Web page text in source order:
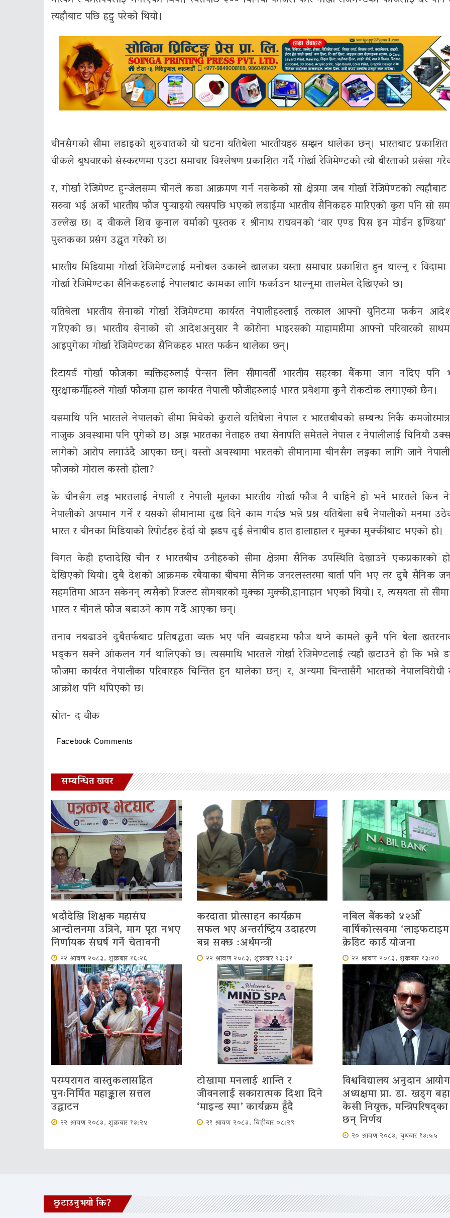
त्यहाँबाट पछि हट्नु परेको थियो।
चीनसँगको सीमा लडाइको शुरुवातको यो घटना यतिबेला भारतीयहरु सम्झन थालेका छन्। भारतबाट
वीकले बुधवारको संस्करणमा एउटा समाचार विश्लेषण प्रकाशित गर्दै गोर्खा रेजिमेण्टको त्यो बीरताको प्रसंसा
र, गोर्खा रेजिमेण्ट हुन्जेलसम्म चीनले कडा आक्रमण गर्न नसकेको सो क्षेत्रमा जब गोर्खा रेजिमेण्टको त्यहाँबाट
सरुवा भई अर्को भारतीय फौज पुऱ्याइयो त्यसपछि भएको लडाईंमा भारतीय सैनिकहरु मारिएको कुरा पनि सो
उल्लेख छ। द वीकले शिव कुनाल वर्माको पुस्तक र श्रीनाथ राघवनको ‘वार एण्ड पिस इन मोर्डन
पुस्तकका प्रसंग उद्धृत गरेको छ।
भारतीय मिडियामा गोर्खा रेजिमेण्टलाई मनोबल उकास्ने खालका यस्ता समाचार प्रकाशित हुन थाल्नु र
गोर्खा रेजिमेण्टका सैनिकहरुलाई नेपालबाट कामका लागि फर्काउन थाल्नुमा तालमेल देखिएको छ।
यतिबेला भारतीय सेनाको गोर्खा रेजिमेण्टमा कार्यरत नेपालीहरुलाई तत्काल आफ्नो युनिटमा फर्कन
गरिएको छ। भारतीय सेनाको सो आदेशअनुसार नै कोरोना भाइरसको माहामारीमा आफ्नो परिवारको
आइपुगेका गोर्खा रेजिमेण्टका सैनिकहरु भारत फर्कन थालेका छन्।
रिटायर्ड गोर्खा फौजका व्यक्तिहरुलाई पेन्सन लिन सीमावर्ती भारतीय सहरका बैंकमा जान नदिए पनि
सुरक्षाकर्मीहरुले गोर्खा फौजमा हाल कार्यरत नेपाली फौजीहरुलाई भारत प्रवेशमा कुनै रोकटोक लगाएको छैन।
यसमाथि पनि भारतले नेपालको सीमा मिचेको कुराले यतिबेला नेपाल र भारतबीचको सम्बन्ध निकै
नाजुक अवस्थामा पनि पुगेको छ। अझ भारतका नेताहरु तथा सेनापति समेतले नेपाल र नेपालीलाई चिनियाँ
लागेको आरोप लगाउंदै आएका छन्। यस्तो अवस्थामा भारतको सीमानामा चीनसँग लड्नका लागि जाने नेपाली
फौजको मोराल कस्तो होला?
के चीनसँग लड्न भारतलाई नेपाली र नेपाली मूलका भारतीय गोर्खा फौज नै चाहिने हो भने भारतले किन
नेपालीको अपमान गर्ने र यसको सीमानामा दुख दिने काम गर्दछ भन्ने प्रश्न यतिबेला सबै नेपालीको मनमा
भारत र चीनका मिडियाको रिपोर्टहरु हेर्दा यो झडप दुई सेनाबीच हात हालाहाल र मुक्का मुक्कीबाट भएको हो।
विगत केही हप्तादेखि चीन र भारतबीच उनीहरुको सीमा क्षेत्रमा सैनिक उपस्थिति देखाउने एकप्रकारको
देखिएको थियो। दुबै देशको आक्रमक रबैयाका बीचमा सैनिक जनरलस्तरमा बार्ता पनि भए तर दुबै सैनिक
सहमतिमा आउन सकेनन् त्यसैको रिजल्ट सोमबारको मुक्का मुक्की,हानाहान भएको थियो। र, त्यसयता सो सीमा
भारत र चीनले फौज बढाउने काम गर्दै आएका छन्।
तनाव नबढाउने दुबैतर्फबाट प्रतिबद्धता व्यक्त भए पनि व्यवहारमा फौज थप्ने कामले कुनै पनि बेला
भड्कन सक्ने आंकलन गर्न थालिएको छ। त्यसमाथि भारतले गोर्खा रेजिमेण्टलाई त्यहाँ खटाउने हो कि भन्ने
फौजमा कार्यरत नेपालीका परिवारहरु चिन्तित हुन थालेका छन्। र, अन्यमा चिन्तासँगै भारतको नेपालविरोधी
आक्रोश पनि थपिएको छ।
स्रोत- द वीक
Facebook Comments
सम्बन्धित खवर
भदौदेखि शिक्षक महासंघ
आन्दोलनमा उत्रिने, माग पूरा नभए
निर्णायक संघर्ष गर्ने चेतावनी
२२ श्रावण २०८३, शुक्रबार १६:२६
करदाता प्रोत्साहन कार्यक्रम
सफल भए अन्तर्राष्ट्रिय उदाहरण
बन्न सक्छ :अर्थमन्त्री
२२ श्रावण २०८३, शुक्रबार १३:३१
नबिल बैंकको ४२औँ
वार्षिकोत्सवमा ‘लाइफटाइम
क्रेडिट कार्ड योजना
२२ श्रावण २०८३, शुक्रबार १३:२७
परम्परागत वास्तुकलासहित
पुनःनिर्मित महाङ्काल सत्तल
उद्घाटन
२२ श्रावण २०८३, शुक्रबार १३:२४
टोखामा मनलाई शान्ति र
जीवनलाई सकारात्मक दिशा दिने
‘माइन्ड स्पा’ कार्यक्रम हुँदै
२१ श्रावण २०८३, बिहीबार ०८:२९
विश्वविद्यालय अनुदान
अध्यक्षमा प्रा. डा. खड्ग
केसी नियुक्त,
छन् निर्णय
२० श्रावण २०८३, बुधबार १३:५५
छुटाउनुभयो कि?